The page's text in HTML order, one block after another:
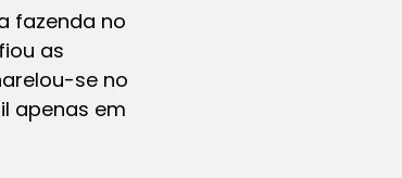
fazenda no
as
se no
apenas em